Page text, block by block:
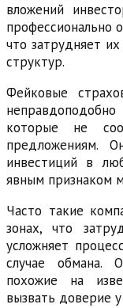
вложений
профессионально
что затрудняет
структур.
Фейковые
которые не
предложениям.
инвестиций в
явным признаком
Часто такие
зонах, что
усложняет
случае обмана.
похожие на
вызвать доверие